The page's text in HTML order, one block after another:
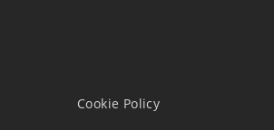
Cookie Policy